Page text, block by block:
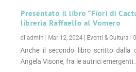
Presentato il libro “Fiori di
libreria Raffaello al Vomero
diadmin Mar 12, 2024 Eventi & Cultura |
Anche il secondo libro scritto dalla
Angela Visone, fra le autrici